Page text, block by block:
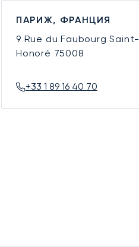
ПАРИЖ, ФРАНЦИЯ
9 Rue du Faubourg Saint-
Honoré 75008
+33 1 89 16 40 70